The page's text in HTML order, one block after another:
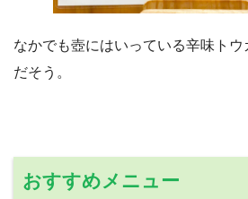
なかでも壺にはいっている辛味ト
だそう。
おすすめメニュー